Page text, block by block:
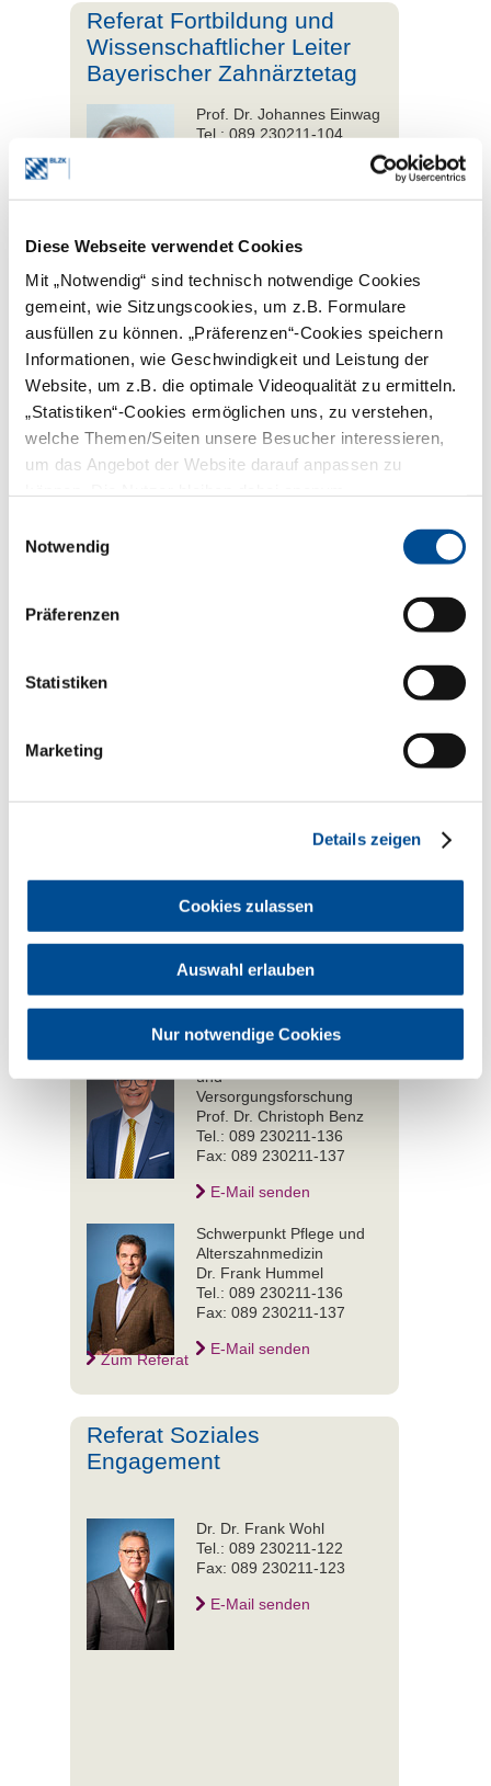
Diese Webseite verwendet Cookies
Mit „Notwendig“ sind technisch notwendige Cookies
gemeint, wie Sitzungscookies, um z.B. Formulare
ausfüllen zu können. „Präferenzen“-Cookies speichern
Informationen, wie Geschwindigkeit und Leistung der
Website, um z.B. die optimale Videoqualität zu ermitteln.
„Statistiken“-Cookies ermöglichen uns, zu verstehen,
welche Themen/Seiten unsere Besucher interessieren,
um das Angebot der Website darauf anpassen zu
Notwendig
Präferenzen
Statistiken
Marketing
Details zeigen
Cookies zulassen
Auswahl erlauben
Nur notwendige Cookies
Referat Fortbildung und
Wissenschaftlicher Leiter
Bayerischer Zahnärztetag
Prof. Dr. Johannes Einwag
Tel.: 089 230211-104
Zum Referat
Referat Zahnärztliches
Referat Patienten,
Versorgungsforschung,
Pflege
Schwerpunkt Patienten
und
Versorgungsforschung
Prof. Dr. Christoph Benz
Tel.: 089 230211-136
Fax: 089 230211-137
E-Mail senden
Schwerpunkt Pflege und
Alterszahnmedizin
Dr. Frank Hummel
Tel.: 089 230211-136
Fax: 089 230211-137
E-Mail senden
Zum Referat
Referat Soziales
Engagement
Dr. Dr. Frank Wohl
Tel.: 089 230211-122
Fax: 089 230211-123
E-Mail senden